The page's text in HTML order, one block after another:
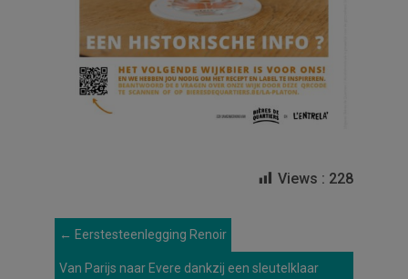
Views : 228
← Eerstesteenlegging Renoir
Van Parijs naar Evere dankzij een sleutelklaar